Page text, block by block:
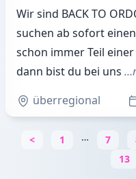
Wir sind BACK TO
suchen ab sofort
schon immer Teil
dann bist du bei uns
überregional
< 1 … 7
13